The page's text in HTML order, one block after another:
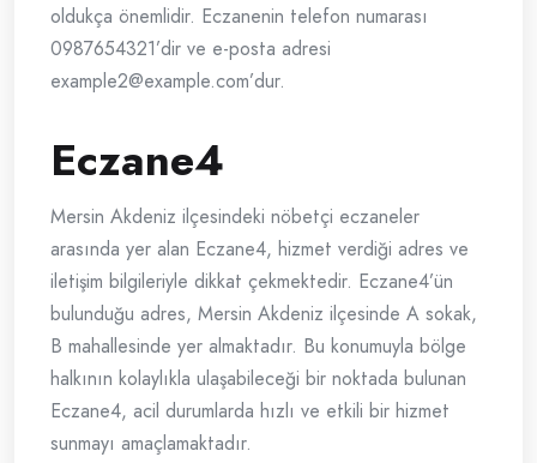
oldukça önemlidir. Eczanenin telefon numarası
0987654321’dir ve e-posta adresi
example2@example.com’dur.
Eczane4
Mersin Akdeniz ilçesindeki nöbetçi eczaneler
arasında yer alan Eczane4, hizmet verdiği adres ve
iletişim bilgileriyle dikkat çekmektedir. Eczane4’ün
bulunduğu adres, Mersin Akdeniz ilçesinde A sokak,
B mahallesinde yer almaktadır. Bu konumuyla bölge
halkının kolaylıkla ulaşabileceği bir noktada bulunan
Eczane4, acil durumlarda hızlı ve etkili bir hizmet
sunmayı amaçlamaktadır.